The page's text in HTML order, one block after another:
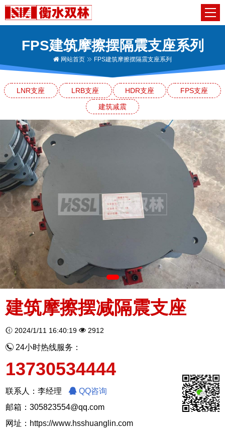
FPS建筑摩擦摆隔震支座系列
网站首页 FPS建筑摩擦摆隔震支座系列
LNR支座 LRB支座 HDR支座
FPS支座
建筑减震
建筑摩擦摆减隔震支座
2024/1/11 16:40:19 2912
24小时热线服务：
13730534444
联系人：李经理
QQ咨询
邮箱：305823554@qq.com
网址： https://www.hsshuanglin.com